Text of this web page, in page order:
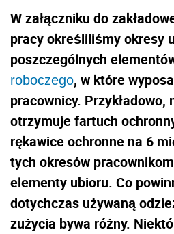
W załączniku do
pracy określiliśmy okresy
poszczególnych
roboczego, w które
pracownicy. Przykładowo,
otrzymuje fartuch
rękawice ochronne na 6
tych okresów
elementy ubioru. Co
dotychczas używaną
zużycia bywa różny.